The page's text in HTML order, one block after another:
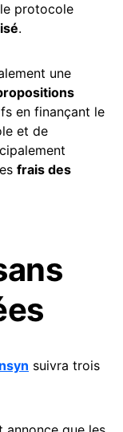
protocole
.
une
en finançant le
et de
frais des
suivra trois